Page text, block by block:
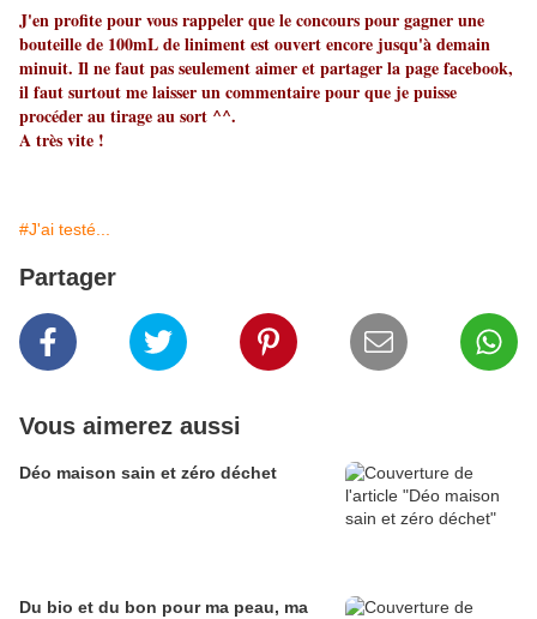
J'en profite pour vous rappeler quele concourspour gagner une
bouteille de 100mL de liniment est ouvert encore jusqu'à demain
minuit. Il ne faut pas seulement aimer et partagerla page facebook,
il faut surtout me laisser un commentaire pour que je puisse
procéder au tirage au sort ^^.
A très vite !
#J'ai testé...
Partager
Vous aimerez aussi
Déo maison sain et zéro déchet
Du bio et du bon pour ma peau, ma